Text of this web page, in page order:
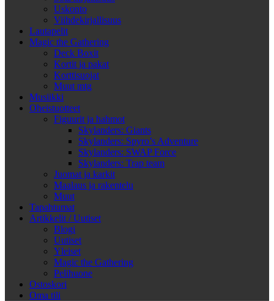
Uskonto
Viihdekirjallisuus
Lautapelit
Magic the Gathering
Deck Boxit
Kortit ja pakat
Korttisuojat
Muut mtg
Musiikki
Oheistuotteet
Figuurit ja hahmot
Skylanders: Giants
Skylanders: Spyro’s Adventure
Skylanders: SWAP Force
Skylanders: Trap team
Juomat ja karkit
Maalaus ja rakentelu
Muut
Tapahtumat
Artikkelit / Uutiset
Blogi
Uutiset
Yleiset
Magic the Gathering
Pelihuone
Ostoskori
Oma tili